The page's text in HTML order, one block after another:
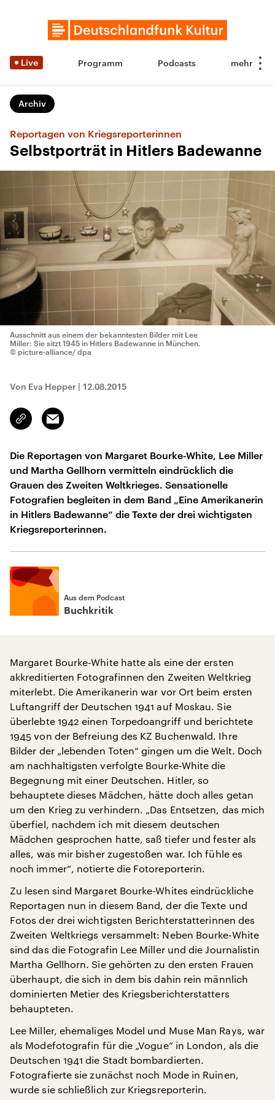
Live Programm Podcasts
Archiv
Reportagen von Kriegsreporterinnen
Selbstporträt in Hitlers Badewanne
Ausschnitt aus einem der bekanntesten Bilder mit Lee
Miller: Sie sitzt 1945 in Hitlers Badewanne in München.
© picture-alliance/ dpa
Von Eva Hepper | 12.08.2015
Link
kopieren/teilen
Email
Die Reportagen von Margaret Bourke-White, Lee Miller
und Martha Gellhorn vermitteln eindrücklich die
Grauen des Zweiten Weltkrieges. Sensationelle
Fotografien begleiten in dem Band „Eine Amerikanerin
in Hitlers Badewanne“ die Texte der drei wichtigsten
Kriegsreporterinnen.
Aus dem Podcast
Buchkritik
Margaret Bourke-White hatte als eine der ersten
akkreditierten Fotografinnen den Zweiten Weltkrieg
miterlebt. Die Amerikanerin war vor Ort beim ersten
Luftangriff der Deutschen 1941 auf Moskau. Sie
überlebte 1942 einen Torpedoangriff und berichtete
1945 von der Befreiung des KZ Buchenwald. Ihre
Bilder der „lebenden Toten“ gingen um die Welt. Doch
am nachhaltigsten verfolgte Bourke-White die
Begegnung mit einer Deutschen. Hitler, so
behauptete dieses Mädchen, hätte doch alles getan
um den Krieg zu verhindern. „Das Entsetzen, das mich
überfiel, nachdem ich mit diesem deutschen
Mädchen gesprochen hatte, saß tiefer und fester als
alles, was mir bisher zugestoßen war. Ich fühle es
noch immer“, notierte die Fotoreporterin.
Zu lesen sind Margaret Bourke-Whites eindrückliche
Reportagen nun in diesem Band, der die Texte und
Fotos der drei wichtigsten Berichterstatterinnen des
Zweiten Weltkriegs versammelt: Neben Bourke-White
sind das die Fotografin Lee Miller und die Journalistin
Martha Gellhorn. Sie gehörten zu den ersten Frauen
überhaupt, die sich in dem bis dahin rein männlich
dominierten Metier des Kriegsberichterstatters
behaupteten.
Lee Miller, ehemaliges Model und Muse Man Rays, war
als Modefotografin für die „Vogue“ in London, als die
Deutschen 1941 die Stadt bombardierten.
Fotografierte sie zunächst noch Mode in Ruinen,
wurde sie schließlich zur Kriegsreporterin.